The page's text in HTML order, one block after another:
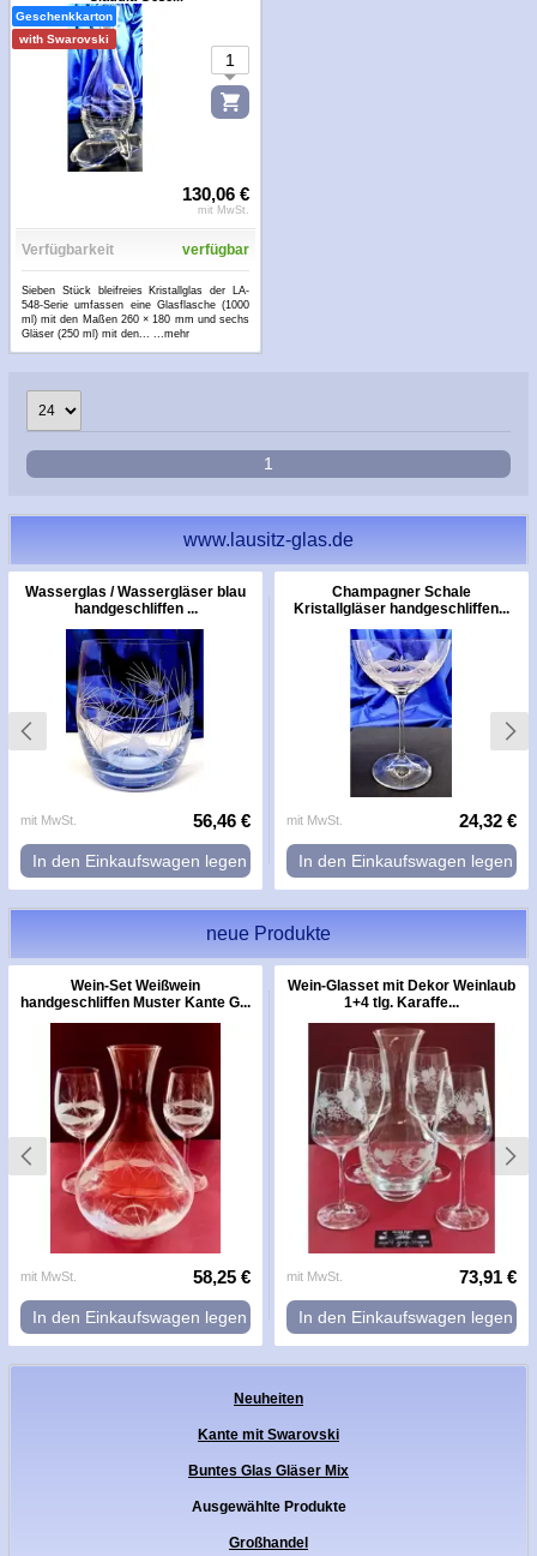
Neuheiten
Kante mit Swarovski
Buntes Glas Gläser Mix
Ausgewählte Produkte
Großhandel
Geschenkkarton
with Swarovski
130,06 €
mit MwSt.
Verfügbarkeit verfügbar
Sieben Stück bleifreies Kristallglas der LA-
548-Serie umfassen eine Glasflasche (1000
ml) mit den Maßen 260 × 180 mm und sechs
Gläser (250 ml) mit den... ...mehr
1
www.lausitz-glas.de
Wasserglas / Wassergläser blau
handgeschliffen ...
mit MwSt. 56,46 €
In den Einkaufswagen legen
Champagner Schale
Kristallgläser handgeschliffen...
mit MwSt. 24,32 €
In den Einkaufswagen legen
neue Produkte
Wein-Set Weißwein
handgeschliffen Muster Kante G...
mit MwSt. 58,25 €
In den Einkaufswagen legen
Wein-Glasset mit Dekor Weinlaub
1+4 tlg. Karaffe...
mit MwSt. 73,91 €
In den Einkaufswagen legen